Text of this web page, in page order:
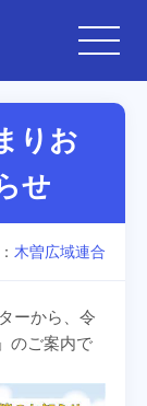
りお
せ
木曽広域連合
ーから、令
のご案内で